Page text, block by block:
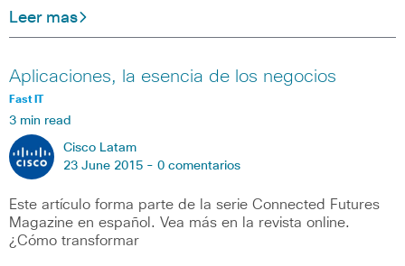
Leer mas
Aplicaciones, la esencia de los negocios
Fast IT
3 min read
Cisco Latam
23 June 2015 - 0 comentarios
Este artículo forma parte de la serie Connected Futures
Magazine en español. Vea más en la revista online.
¿Cómo transformar